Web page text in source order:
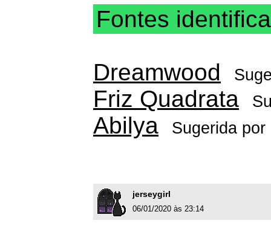
Fontes
Dreamwood
Friz Quadrata
Abilya Sugerida por
jerseygirl
06/01/2020 às 23:14